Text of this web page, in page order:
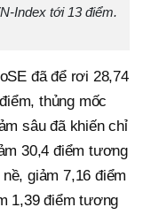
Index tới 13 điểm.
đã để rơi 28,74
thủng mốc
sâu đã khiến chỉ
30,4 điểm tương
giảm 7,16 điểm
1,39 điểm tương